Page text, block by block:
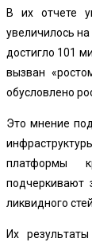
В их отчете
увеличилось
достигло 101
вызван
обусловлено
Это мнение
платформы
подчеркивают
ликвидного
Их